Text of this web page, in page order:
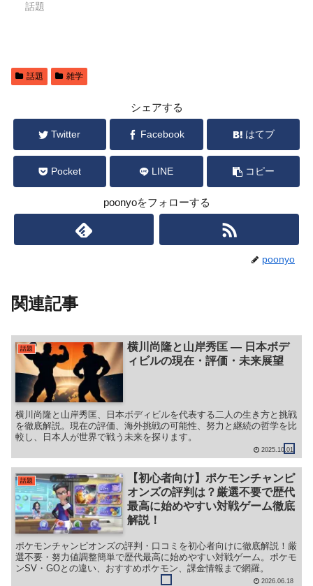
話題
話題 雑学
シェアする
Twitter Facebook はてブ
Pocket LINE コピー
poonyoをフォローする
poonyo
関連記事
話題
横川尚隆と山岸秀匡 ― 日本ボデ
ィビルの現在・評価・未来展望
横川尚隆と山岸秀匡、日本ボディビルを代表する二人の生き方と挑戦
を徹底解説。現在の評価、海外挑戦の可能性、努力と継続の哲学を比
較し、日本人が世界で戦う未来を探ります。
2025.10.01
話題
【初心者向け】ポケモンチャンピ
オンズの評判は？厳選不要で歴代
最高に始めやすい対戦ゲーム徹底
解説！
ポケモンチャンピオンズの評判・口コミを初心者向けに徹底解説！厳
選不要・努力値調整簡単で歴代最高に始めやすい対戦ゲーム。ポケモ
ンSV・GOとの違い、おすすめポケモン、課金情報まで網羅。
2026.06.18